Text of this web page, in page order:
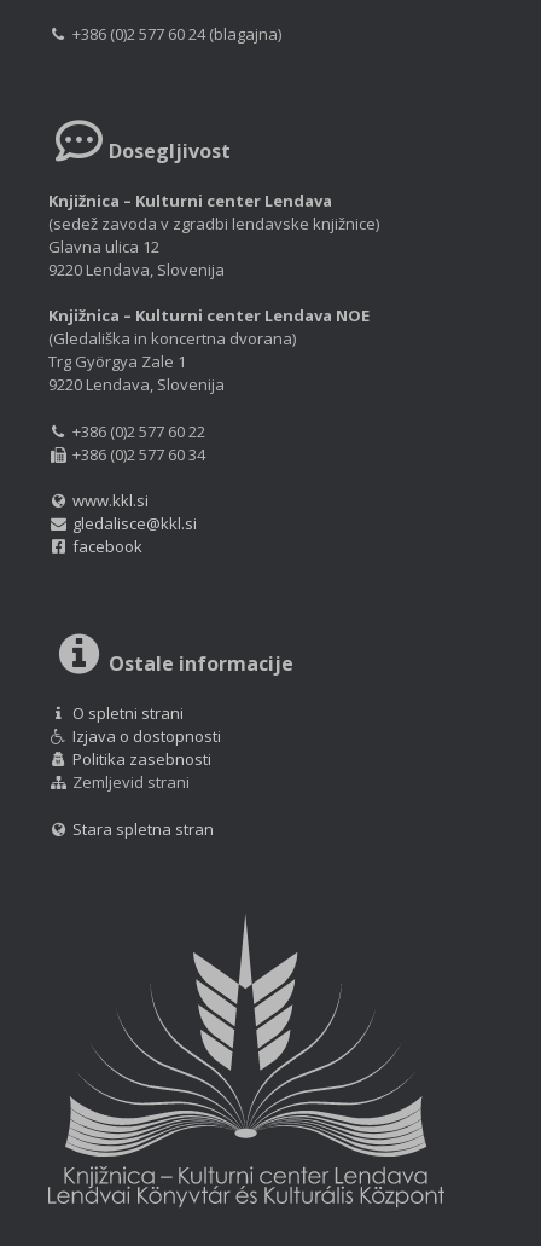
+386 (0)2 577 60 24 (blagajna)
Dosegljivost
Knjižnica – Kulturni center Lendava
(sedež zavoda v zgradbi lendavske knjižnice)
Glavna ulica 12
9220 Lendava, Slovenija
Knjižnica – Kulturni center Lendava NOE
(Gledališka in koncertna dvorana)
Trg Györgya Zale 1
9220 Lendava, Slovenija
+386 (0)2 577 60 22
+386 (0)2 577 60 34
www.kkl.si
gledalisce@kkl.si
facebook
Ostale informacije
O spletni strani
Izjava o dostopnosti
Politika zasebnosti
Zemljevid strani
Stara spletna stran